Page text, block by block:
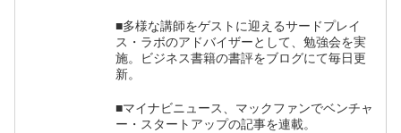
■多様な講師をゲストに迎えるサードプレイ
ス・ラボのアドバイザーとして、勉強会を実
施。ビジネス書籍の書評をブログにて毎日更
新。
■マイナビニュース、マックファンでベンチャ
ー・スタートアップの記事を連載。